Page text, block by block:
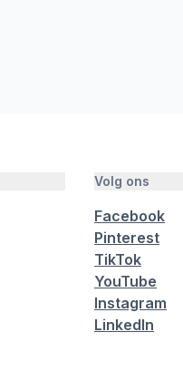
Volg ons
Facebook
Pinterest
TikTok
YouTube
Instagram
LinkedIn